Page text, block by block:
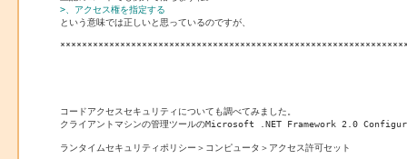
>、アクセス権を指定する
という意味では正しいと思っているのですが、
コードアクセスセキュリティについても調べてみました。
クライアントマシンの管理ツールのMicrosoft .NET Framework 2.0
ランタイムセキュリティポリシー＞コンピュータ＞アクセス許可セット